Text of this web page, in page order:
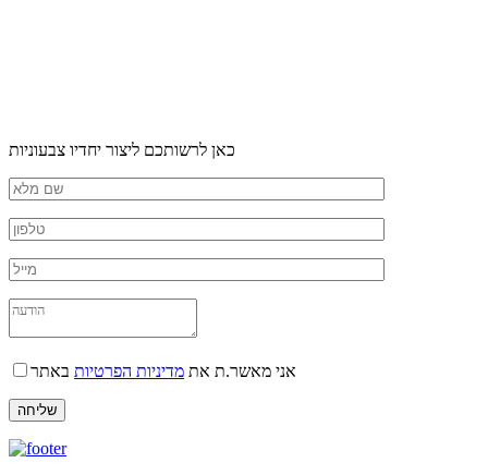
כאן לרשותכם ליצור יחדיו צבעוניות
אני מאשר.ת את מדיניות הפרטיות באתר